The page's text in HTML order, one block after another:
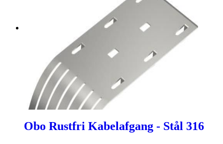
Obo Rustfri Kabelafgang - Stål 316